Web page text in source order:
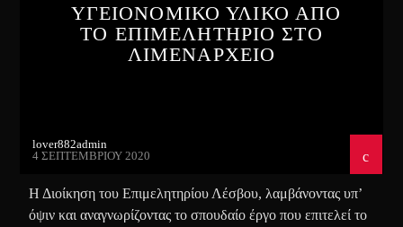
ΥΓΕΙΟΝΟΜΙΚΟ ΥΛΙΚΟ ΑΠΟ
ΤΟ ΕΠΙΜΕΛΗΤΗΡΙΟ ΣΤΟ
ΛΙΜΕΝΑΡΧΕΙΟ
lover882admin
4 ΣΕΠΤΕΜΒΡΊΟΥ 2020
Η Διοίκηση του Επιμελητηρίου Λέσβου, λαμβάνοντας υπ’
όψιν και αναγνωρίζοντας το σπουδαίο έργο που επιτελεί το